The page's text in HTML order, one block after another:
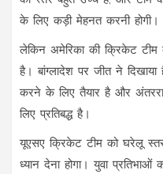
के लिए कड़ी मेहनत करनी होगी।
लेकिन अमेरिका की क्रिकेट
है। बांग्लादेश पर जीत ने दिखाया
करने के लिए तैयार है और
लिए प्रतिबद्ध है।
यूएसए क्रिकेट टीम को घरेलू
ध्यान देना होगा। युवा प्रतिभाओं